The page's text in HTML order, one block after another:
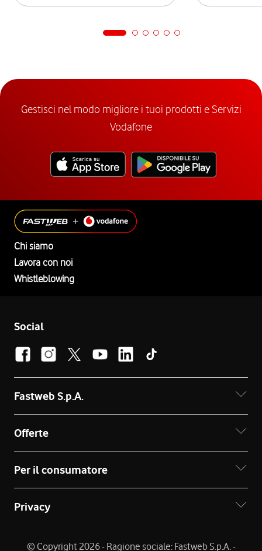
Gestisci nel modo migliore i tuoi prodotti e Servizi
Vodafone
Chi siamo
Lavora con noi
Whistleblowing
Social
Fastweb S.p.A.
Offerte
Per il consumatore
Privacy
© Copyright 2026 - Ragione sociale: Fastweb S.p.A. -